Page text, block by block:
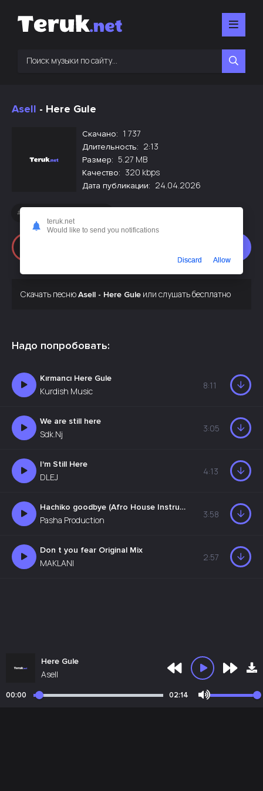
Asell - Here Gule
Скачано: 1 737
Длительность: 2:13
Размер: 5.27 MB
Качество: 320 kbps
Дата публикации: 24.04.2026
Скачать песнюAsell - Here Gule или слушать бесплатно
Надо попробовать:
Kırmancı Here Gule
Kurdish Music
8:11
We are still here
Sdk.Nj
3:05
I'm Still Here
DLEJ
4:13
Hachiko goodbye (Afro House Instrumental)
Pasha Production
3:58
Don t you fear Original Mix
MAKLANI
2:57
Here Gule
Asell
00:00 02:14
teruk.net
Would like to send you notifications
Discard Allow